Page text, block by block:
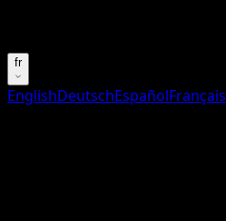
fr
EnglishDeutschEspañolFrançais